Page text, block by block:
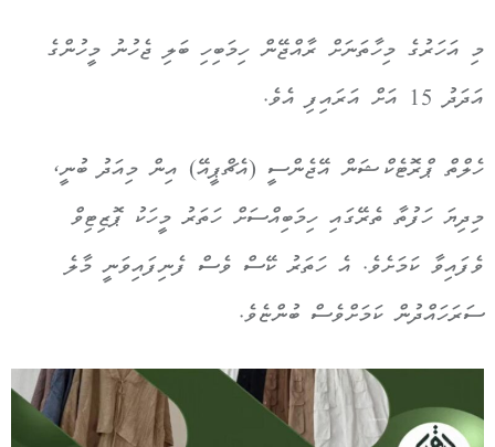
މި އަހަރުގެ މިހާތަނަށް ރާއްޖޭން ހިމަބިހި ބަލި ޖެހުނު މީހުންގެ
އަދަދު 15 އަށް އަރައިފި އެވެ.
ހެލްތް ޕްރޮޓެކްޝަން އޭޖެންސީ (އެޗްޕީއޭ) އިން މިއަދު ބުނީ،
މިދިޔަ ހަފުތާ ތެރޭގައި ހިމަބިއްސަށް ހަތަރު މީހަކު ޕޮޒިޓިވް
ވެފައިވާ ކަމަށެވެ. އެ ހަތަރު ކޭސް ވެސް ފެނިފައިވަނީ މާލެ
ސަރަހައްދުން ކަމަށްވެސް ބުންޏެވެ.